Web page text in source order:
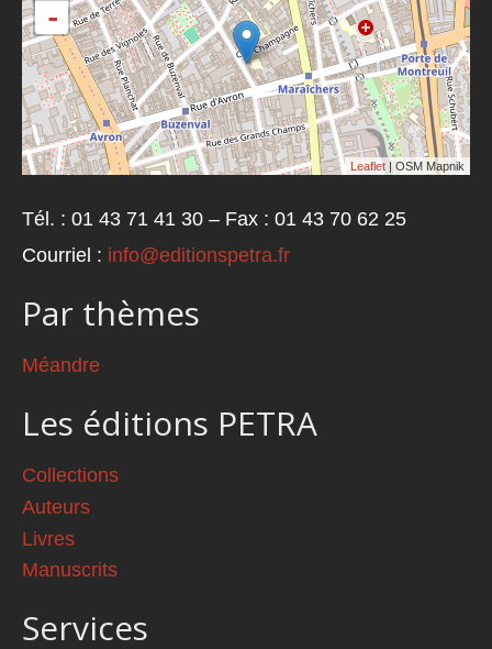
-
Leaflet | OSM Mapnik
Tél. : 01 43 71 41 30 – Fax : 01 43 70 62 25
Courriel : info@editionspetra.fr
Par thèmes
Méandre
Les éditions PETRA
Collections
Auteurs
Livres
Manuscrits
Services